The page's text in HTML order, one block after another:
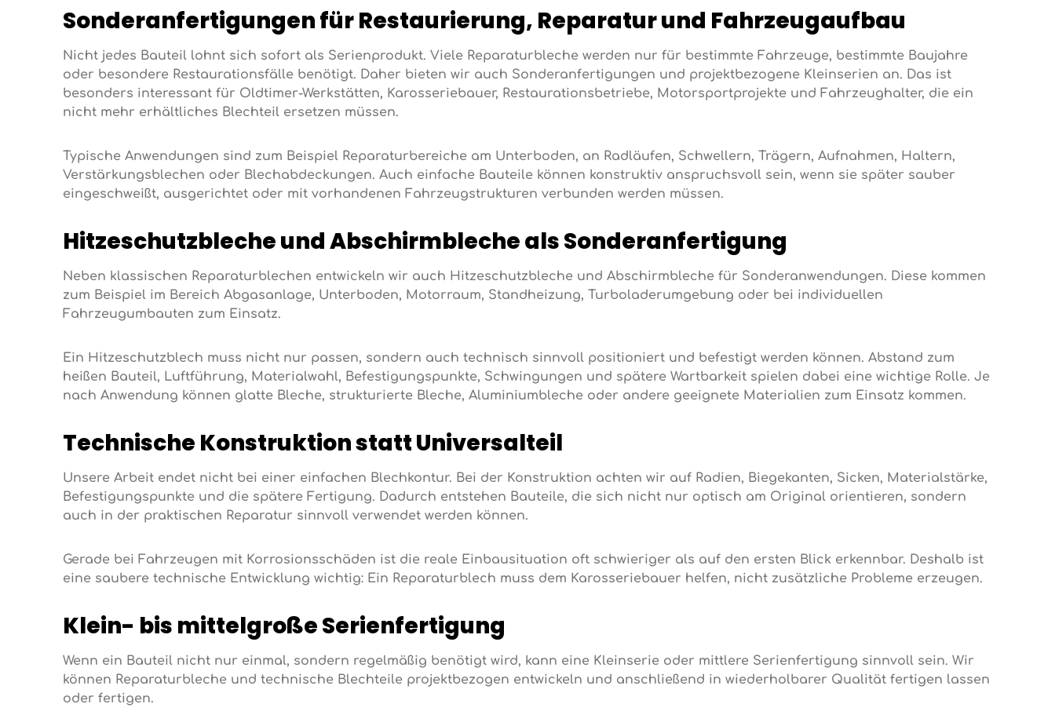
Sonderanfertigungen für Restaurierung, Reparatur und Fahrzeugaufbau
Nicht jedes Bauteil lohnt sich sofort als Serienprodukt. Viele Reparaturbleche werden nur für bestimmte Fahrzeuge, bestimmte Baujahre
oder besondere Restaurationsfälle benötigt. Daher bieten wir auch Sonderanfertigungen und projektbezogene Kleinserien an. Das ist
besonders interessant für Oldtimer-Werkstätten, Karosseriebauer, Restaurationsbetriebe, Motorsportprojekte und Fahrzeughalter, die ein
nicht mehr erhältliches Blechteil ersetzen müssen.
Typische Anwendungen sind zum Beispiel Reparaturbereiche am Unterboden, an Radläufen, Schwellern, Trägern, Aufnahmen, Haltern,
Verstärkungsblechen oder Blechabdeckungen. Auch einfache Bauteile können konstruktiv anspruchsvoll sein, wenn sie später sauber
eingeschweißt, ausgerichtet oder mit vorhandenen Fahrzeugstrukturen verbunden werden müssen.
Hitzeschutzbleche und Abschirmbleche als Sonderanfertigung
Neben klassischen Reparaturblechen entwickeln wir auch Hitzeschutzbleche und Abschirmbleche für Sonderanwendungen. Diese kommen
zum Beispiel im Bereich Abgasanlage, Unterboden, Motorraum, Standheizung, Turboladerumgebung oder bei individuellen
Fahrzeugumbauten zum Einsatz.
Ein Hitzeschutzblech muss nicht nur passen, sondern auch technisch sinnvoll positioniert und befestigt werden können. Abstand zum
heißen Bauteil, Luftführung, Materialwahl, Befestigungspunkte, Schwingungen und spätere Wartbarkeit spielen dabei eine wichtige Rolle. Je
nach Anwendung können glatte Bleche, strukturierte Bleche, Aluminiumbleche oder andere geeignete Materialien zum Einsatz kommen.
Technische Konstruktion statt Universalteil
Unsere Arbeit endet nicht bei einer einfachen Blechkontur. Bei der Konstruktion achten wir auf Radien, Biegekanten, Sicken, Materialstärke,
Befestigungspunkte und die spätere Fertigung. Dadurch entstehen Bauteile, die sich nicht nur optisch am Original orientieren, sondern
auch in der praktischen Reparatur sinnvoll verwendet werden können.
Gerade bei Fahrzeugen mit Korrosionsschäden ist die reale Einbausituation oft schwieriger als auf den ersten Blick erkennbar. Deshalb ist
eine saubere technische Entwicklung wichtig: Ein Reparaturblech muss dem Karosseriebauer helfen, nicht zusätzliche Probleme erzeugen.
Klein- bis mittelgroße Serienfertigung
Wenn ein Bauteil nicht nur einmal, sondern regelmäßig benötigt wird, kann eine Kleinserie oder mittlere Serienfertigung sinnvoll sein. Wir
können Reparaturbleche und technische Blechteile projektbezogen entwickeln und anschließend in wiederholbarer Qualität fertigen lassen
oder fertigen.